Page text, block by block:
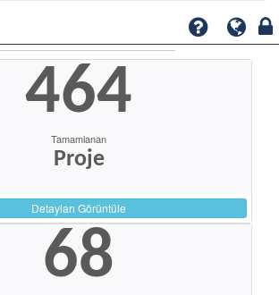
464
Tamamlanan
Proje
Detayları Görüntüle
68